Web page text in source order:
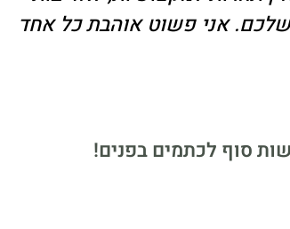
שלכם. אני פשוט אוהבת כל אחד
סוף לכתמים בפנים!